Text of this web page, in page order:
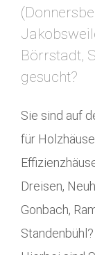
Börrstadt,
gesucht?
Sie sind auf
für
Dreisen,
Gonbach,
Standenbühl?